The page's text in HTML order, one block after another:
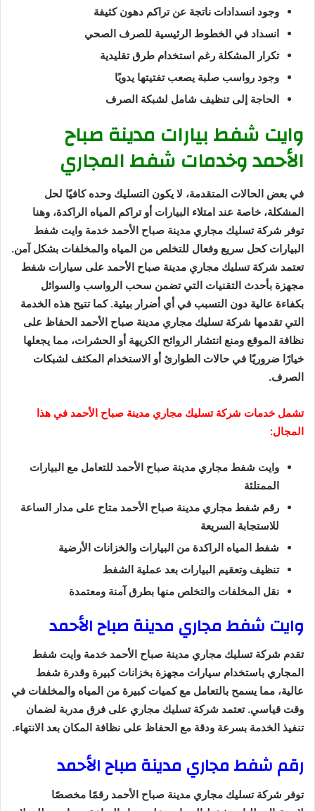
وجود انسدادات ناتجة عن تراكم دهون كثيفة
انسداد في الخطوط الرئيسية للصرف الصحي
تكرار المشكلة رغم استخدام طرق تقليدية
وجود رواسب صلبة يصعب تفتيتها يدويًا
الحاجة إلى تنظيف شامل لشبكة الصرف
وايت شفط بيارات مدينة صباح
الأحمد وخدمات شفط المجاري
في بعض الحالات المتقدمة، لا يكون التسليك وحده كافيًا لحل
المشكلة، خاصة عند امتلاء البيارات أو تراكم المياه الراكدة، وهنا
توفر شركة تسليك مجاري مدينة صباح الأحمد خدمة وايت شفط
البيارات كحل سريع وفعال للتخلص من المياه والمخلفات بشكل آمن.
تعتمد شركة تسليك مجاري مدينة صباح الأحمد على سيارات شفط
مجهزة بأحدث التقنيات التي تضمن سحب الرواسب والسوائل
بكفاءة عالية دون التسبب في أي أضرار بيئية. كما تتيح هذه الخدمة
التي تقدمها شركة تسليك مجاري مدينة صباح الأحمد الحفاظ على
نظافة الموقع ومنع انتشار الروائح الكريهة أو الحشرات، مما يجعلها
خيارًا ضروريًا في حالات الطوارئ أو الاستخدام المكثف لشبكات
الصرف.
تشمل خدمات شركة تسليك مجاري مدينة صباح الأحمد في هذا
المجال:
وايت شفط مجاري مدينة صباح الأحمد للتعامل مع البيارات
الممتلئة
رقم شفط مجاري مدينة صباح الأحمد متاح على مدار الساعة
للاستجابة السريعة
شفط المياه الراكدة من البيارات والخزانات الأرضية
تنظيف وتعقيم البيارات بعد عملية الشفط
نقل المخلفات والتخلص منها بطرق آمنة ومعتمدة
وايت شفط مجاري مدينة صباح الأحمد
تقدم شركة تسليك مجاري مدينة صباح الأحمد خدمة وايت شفط
المجاري باستخدام سيارات مجهزة بخزانات كبيرة وقدرة شفط
عالية، مما يسمح بالتعامل مع كميات كبيرة من المياه والمخلفات في
وقت قياسي. تعتمد شركة تسليك مجاري على فرق مدربة لضمان
تنفيذ الخدمة بسرعة ودقة مع الحفاظ على نظافة المكان بعد الانتهاء.
رقم شفط مجاري مدينة صباح الأحمد
توفر شركة تسليك مجاري مدينة صباح الأحمد رقمًا مخصصًا